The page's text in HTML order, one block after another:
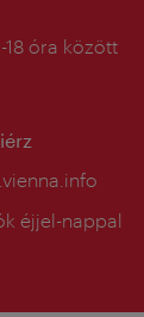
18 óra között
éjjel-nappal